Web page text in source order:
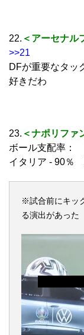
22. ＜アーセナル
>>21
DFが重要なタッ
好きだわ
23. ＜ナポリファ
ボール支配率：
イタリア - 90％
※試合前にキッ
る演出があった